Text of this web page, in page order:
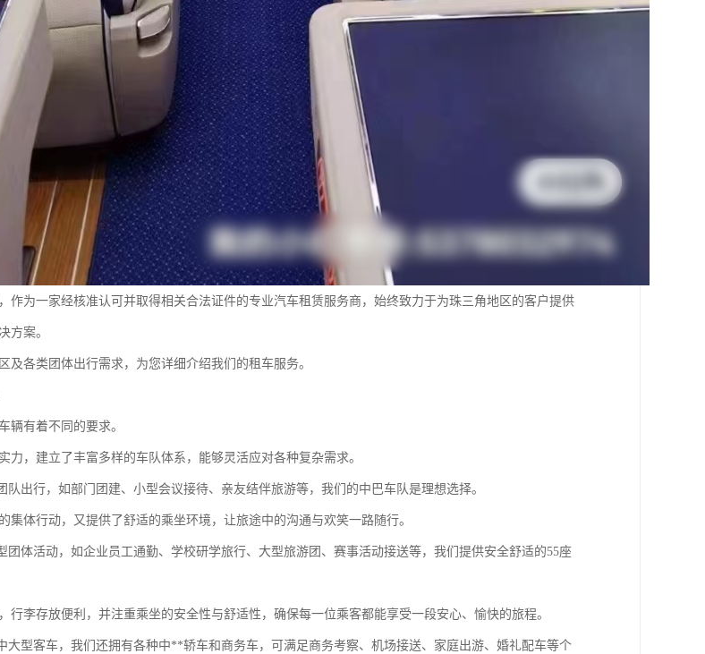
作为一家经核准认可并取得相关合法证件的专业汽车租赁服务商，始终致力于为珠三角地区的客户提供
方案。
及各类团体出行需求，为您详细介绍我们的租车服务。
辆有着不同的要求。
力，建立了丰富多样的车队体系，能够灵活应对各种复杂需求。
出行，如部门团建、小型会议接待、亲友结伴旅游等，我们的中巴车队是理想选择。
集体行动，又提供了舒适的乘坐环境，让旅途中的沟通与欢笑一路随行。
团体活动，如企业员工通勤、学校研学旅行、大型旅游团、赛事活动接送等，我们提供安全舒适的55座
行李存放便利，并注重乘坐的安全性与舒适性，确保每一位乘客都能享受一段安心、愉快的旅程。
大型客车，我们还拥有各种中**轿车和商务车，可满足商务考察、机场接送、家庭出游、婚礼配车等个